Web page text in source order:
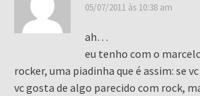
05/07/2011 às 10:38 am
ah…
eu tenho com o
rocker, uma piadinha que é assim: se
vc gosta de algo parecido com rock,